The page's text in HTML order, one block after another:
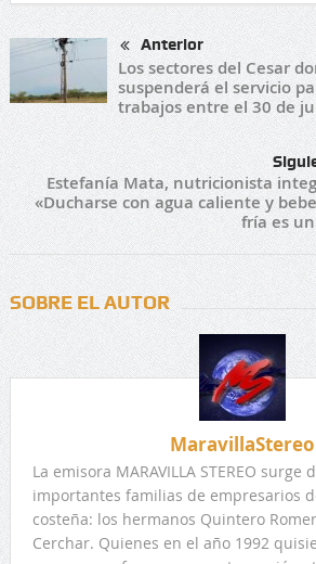
Anterior
Los sectores del Cesar
suspenderá el servicio
trabajos entre el 30 de
Estefanía Mata, nutricionista
«Ducharse con agua caliente y
fría es
SOBRE EL AUTOR
MaravillaStereo
La emisora MARAVILLA STEREO surge
importantes familias de empresarios
costeña: los hermanos Quintero
Cerchar. Quienes en el año 1992